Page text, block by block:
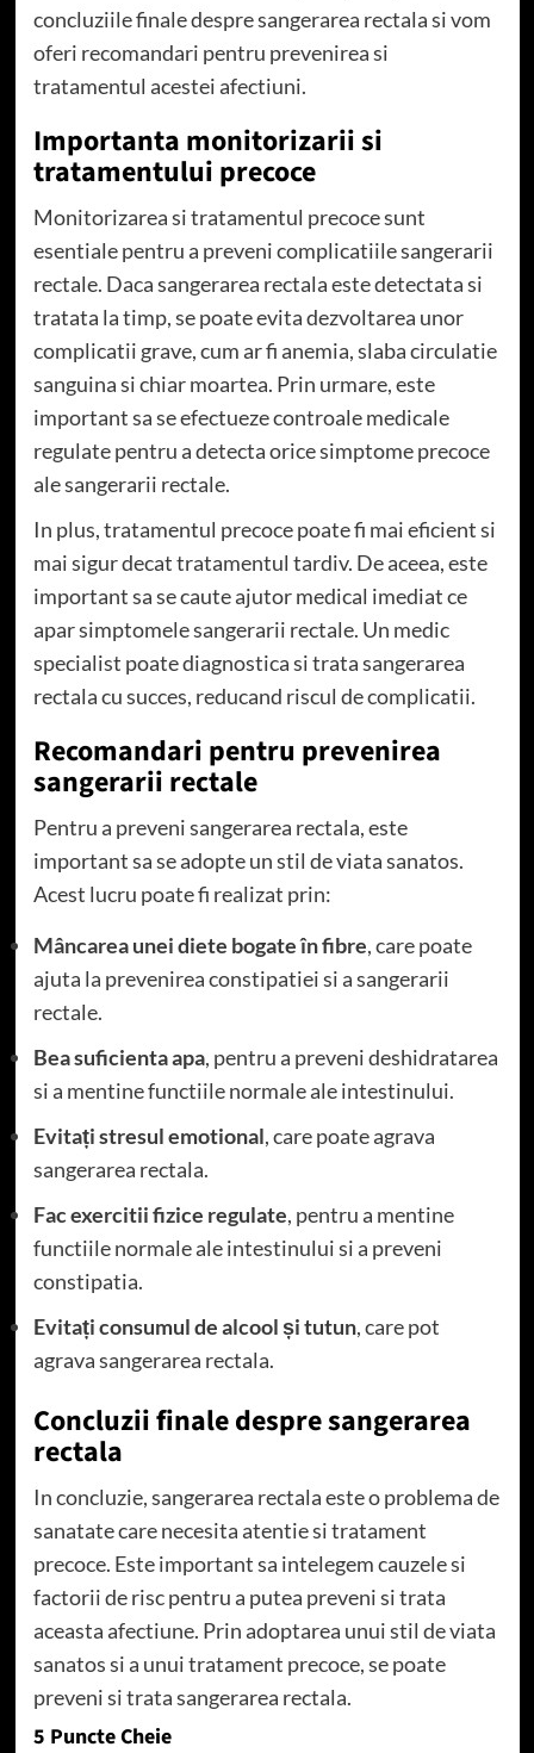
concluziile finale despre sangerarea rectala si vom
oferi recomandari pentru prevenirea si
tratamentul acestei afectiuni.
Importanta monitorizarii si
tratamentului precoce
Monitorizarea si tratamentul precoce sunt
esentiale pentru a preveni complicatiile sangerarii
rectale. Daca sangerarea rectala este detectata si
tratata la timp, se poate evita dezvoltarea unor
complicatii grave, cum ar fi anemia, slaba circulatie
sanguina si chiar moartea. Prin urmare, este
important sa se efectueze controale medicale
regulate pentru a detecta orice simptome precoce
ale sangerarii rectale.
In plus, tratamentul precoce poate fi mai eficient si
mai sigur decat tratamentul tardiv. De aceea, este
important sa se caute ajutor medical imediat ce
apar simptomele sangerarii rectale. Un medic
specialist poate diagnostica si trata sangerarea
rectala cu succes, reducand riscul de complicatii.
Recomandari pentru prevenirea
sangerarii rectale
Pentru a preveni sangerarea rectala, este
important sa se adopte un stil de viata sanatos.
Acest lucru poate fi realizat prin:
Mâncarea unei diete bogate în fibre, care poate
ajuta la prevenirea constipatiei si a sangerarii
rectale.
Bea suficienta apa, pentru a preveni deshidratarea
si a mentine functiile normale ale intestinului.
Evitați stresul emotional, care poate agrava
sangerarea rectala.
Fac exercitii fizice regulate, pentru a mentine
functiile normale ale intestinului si a preveni
constipatia.
Evitați consumul de alcool și tutun, care pot
agrava sangerarea rectala.
Concluzii finale despre sangerarea
rectala
In concluzie, sangerarea rectala este o problema de
sanatate care necesita atentie si tratament
precoce. Este important sa intelegem cauzele si
factorii de risc pentru a putea preveni si trata
aceasta afectiune. Prin adoptarea unui stil de viata
sanatos si a unui tratament precoce, se poate
preveni si trata sangerarea rectala.
5 Puncte Cheie